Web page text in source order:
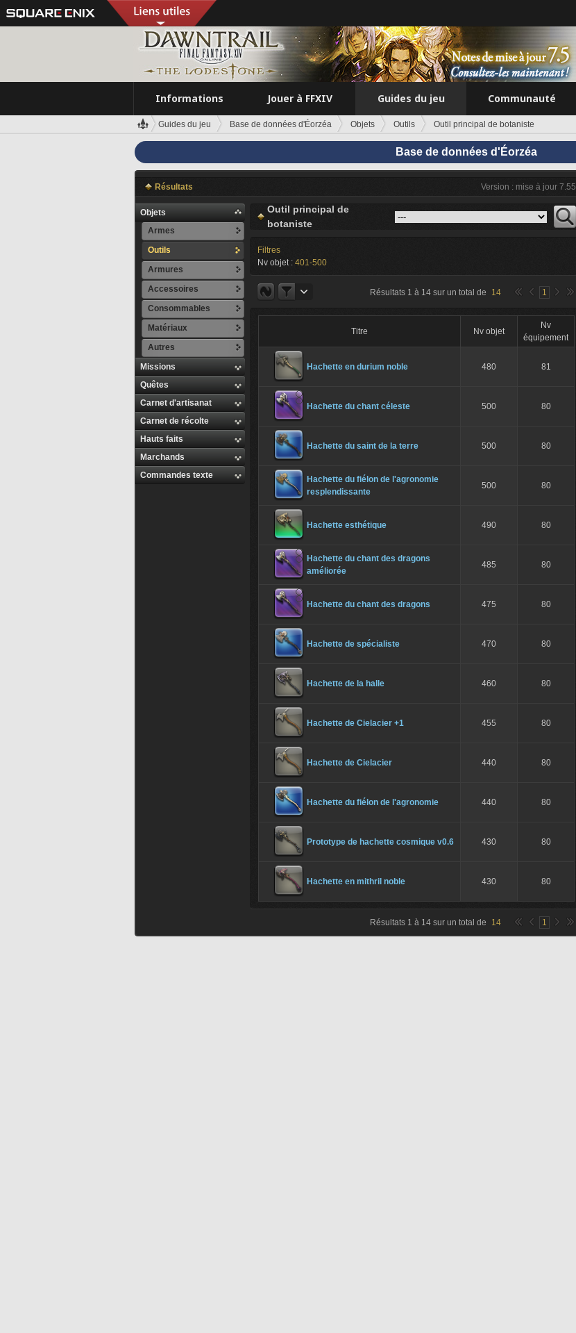
Informations Jouer à FFXIV Guides du jeu Communauté
Guides du jeu Base de données d'Éorzéa Objets Outils Outil principal de botaniste
Base de données d'Éorzéa
Résultats Version : mise à jour 7.55
Objets
Armes
Outils
Armures
Accessoires
Consommables
Matériaux
Autres
Missions
Quêtes
Carnet d'artisanat
Carnet de récolte
Hauts faits
Marchands
Commandes texte
Outil principal de
botaniste
Filtres
Nv objet : 401-500
Résultats 1 à 14 sur un total de 14 1
Titre Nv objet
Nv
équipement
Hachette en durium noble 480 81
Hachette du chant céleste 500 80
Hachette du saint de la terre 500 80
Hachette du fiélon de l'agronomie
resplendissante
500 80
Hachette esthétique 490 80
Hachette du chant des dragons
améliorée
485 80
Hachette du chant des dragons 475 80
Hachette de spécialiste 470 80
Hachette de la halle 460 80
Hachette de Cielacier +1 455 80
Hachette de Cielacier 440 80
Hachette du fiélon de l'agronomie 440 80
Prototype de hachette cosmique v0.6 430 80
Hachette en mithril noble 430 80
Résultats 1 à 14 sur un total de 14 1